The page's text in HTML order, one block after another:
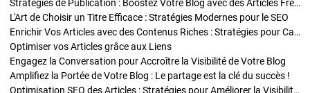
Stratégies de Publication : Boostez Votre Blog avec des Articles Fréquents et Exclusifs
L'Art de Choisir un Titre Efficace : Stratégies Modernes pour le SEO
Enrichir Vos Articles avec des Contenus Riches : Stratégies pour Captiver et Optimiser
Optimiser vos Articles grâce aux Liens
Engagez la Conversation pour Accroître la Visibilité de Votre Blog
Amplifiez la Portée de Votre Blog : Le partage est la clé du succès !
Optimisation SEO des Articles : Stratégies pour Améliorer la Visibilité de Votre Blog